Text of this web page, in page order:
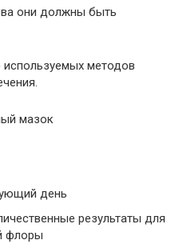
они должны быть
методов
мазок
день
результаты для
флоры